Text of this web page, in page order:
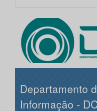
Departamento
Informação -